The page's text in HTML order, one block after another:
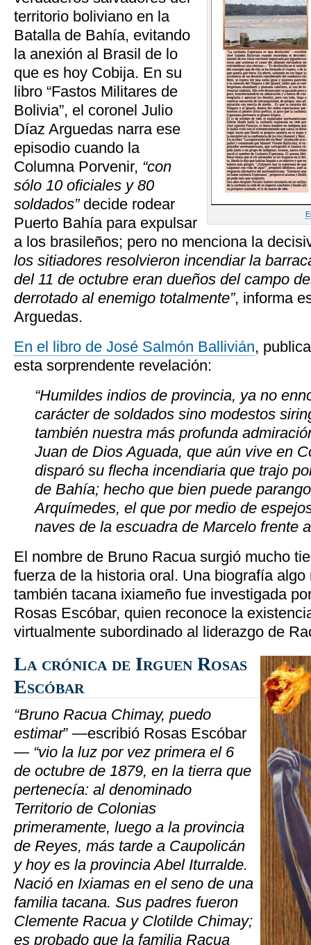
territorio boliviano en la
Batalla de Bahía, evitando
la anexión al Brasil de lo
que es hoy Cobija. En su
libro “Fastos Militares de
Bolivia”, el coronel Julio
Díaz Arguedas narra ese
episodio cuando la
Columna Porvenir, “con
sólo 10 oficiales y 80
soldados” decide rodear
Puerto Bahía para expulsar
a los brasileños; pero no menciona la
los sitiadores resolvieron incendiar la
del 11 de octubre eran dueños del campo
derrotado al enemigo totalmente”, informa
Arguedas.
En el libro de José Salmón Ballivián,
esta sorprendente revelación:
“Humildes indios de provincia, ya no
carácter de soldados sino modestos
también nuestra más profunda
Juan de Dios Aguada, que aún vive en
disparó su flecha incendiaria que trajo
de Bahía; hecho que bien puede
Arquímedes, el que por medio de
naves de la escuadra de Marcelo frente
El nombre de Bruno Racua surgió mucho
fuerza de la historia oral. Una biografía algo
también tacana ixiameño fue investigada
Rosas Escóbar, quien reconoce la
virtualmente subordinado al liderazgo de
La crónica de Irguen Rosas
Escóbar
“Bruno Racua Chimay, puedo
estimar” —escribió Rosas Escóbar
— “vio la luz por vez primera el 6
de octubre de 1879, en la tierra que
pertenecía: al denominado
Territorio de Colonias
primeramente, luego a la provincia
de Reyes, más tarde a Caupolicán
y hoy es la provincia Abel Iturralde.
Nació en Ixiamas en el seno de una
familia tacana. Sus padres fueron
Clemente Racua y Clotilde Chimay;
es probado que la familia Racua